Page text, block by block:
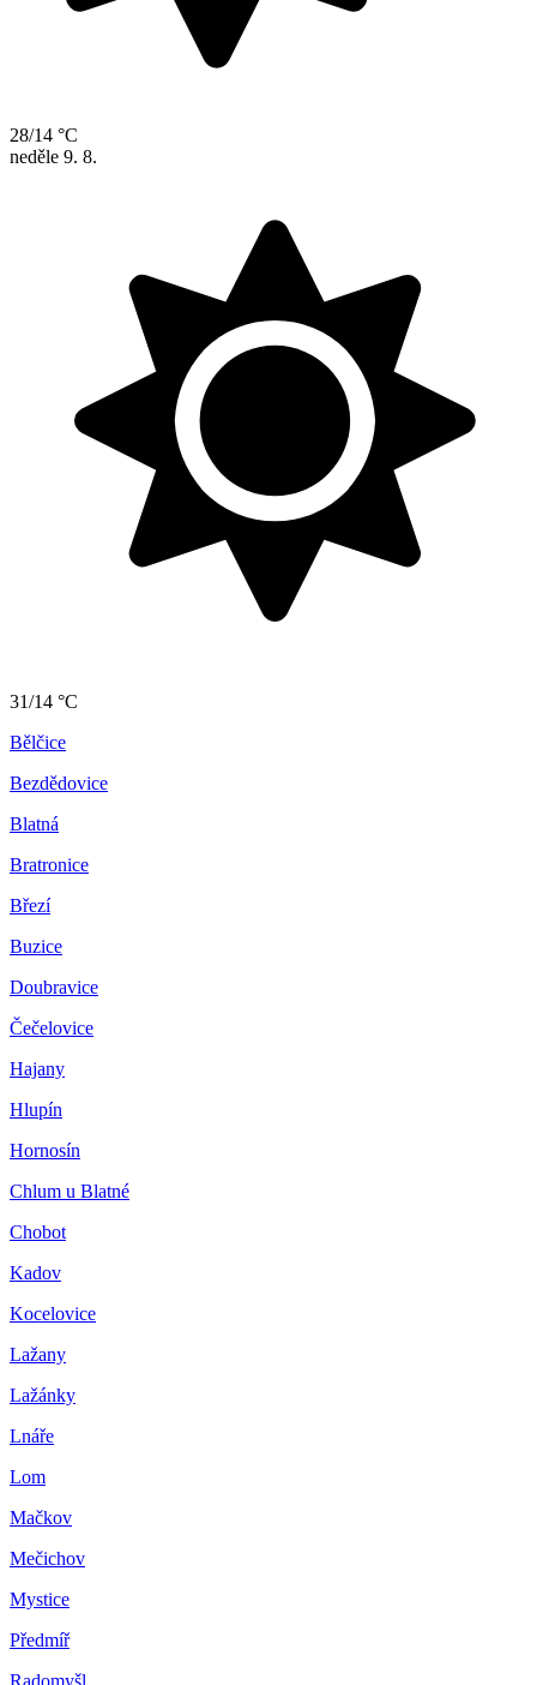
28/14 °C
neděle 9. 8.
31/14 °C
Bělčice
Bezdědovice
Blatná
Bratronice
Březí
Buzice
Doubravice
Čečelovice
Hajany
Hlupín
Hornosín
Chlum u Blatné
Chobot
Kadov
Kocelovice
Lažany
Lažánky
Lnáře
Lom
Mačkov
Mečichov
Mystice
Předmíř
Radomyšl